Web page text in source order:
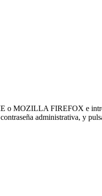
o MOZILLA FIREFOX e
administrativa, y